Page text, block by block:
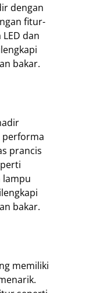
dengan
fitur-
dan
bakar.
performa
prancis
lampu
bakar.
memiliki